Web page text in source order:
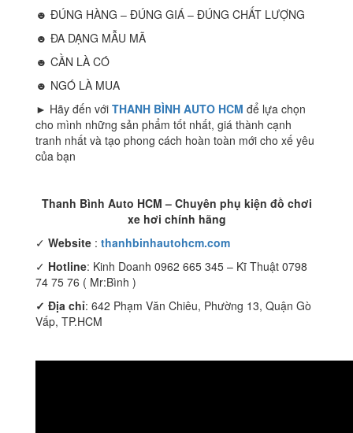
☻ ĐÚNG HÀNG – ĐÚNG GIÁ – ĐÚNG CHẤT LƯỢNG
☻ ĐA DẠNG MẪU MÃ
☻ CẦN LÀ CÓ
☻ NGÓ LÀ MUA
► Hãy đến với THANH BÌNH AUTO HCM để lựa chọn
cho mình những sản phẩm tốt nhất, giá thành cạnh
tranh nhất và tạo phong cách hoàn toàn mới cho xế yêu
của bạn
Thanh Bình Auto HCM – Chuyên phụ kiện đồ chơi
xe hơi chính hãng
✓ Website : thanhbinhautohcm.com
✓ Hotline: Kinh Doanh 0962 665 345 – Kĩ Thuật 0798
74 75 76 ( Mr:Bình )
✓ Địa chỉ: 642 Phạm Văn Chiêu, Phường 13, Quận Gò
Vấp, TP.HCM